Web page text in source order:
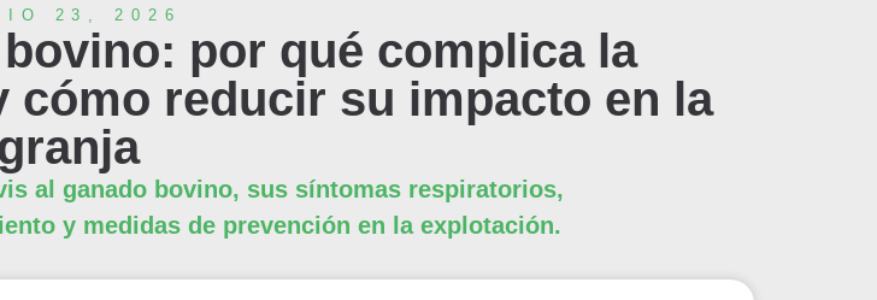
23, 2026
por qué complica la
cómo reducir su impacto en la
al ganado bovino, sus síntomas respiratorios,
y medidas de prevención en la explotación.